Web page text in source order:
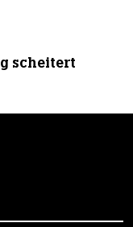
scheitert